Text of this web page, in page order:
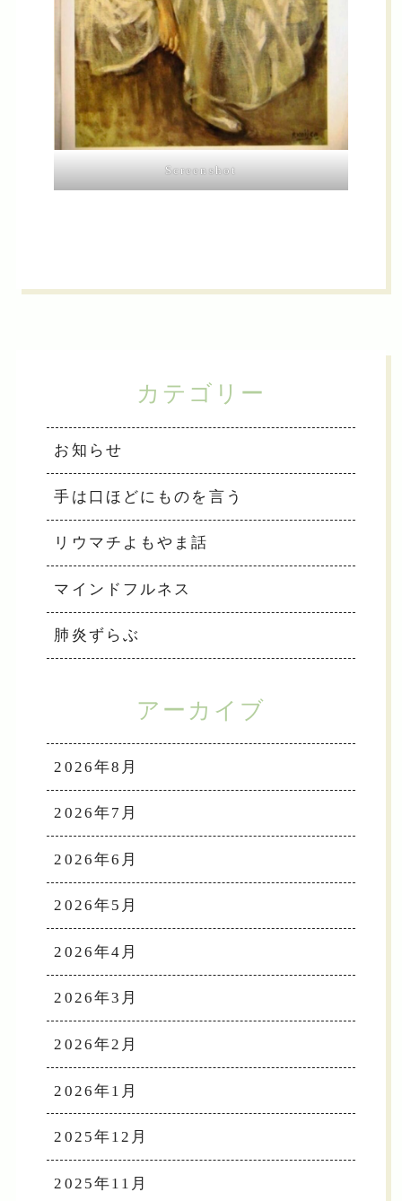
Screenshot
カテゴリー
お知らせ
手は口ほどにものを言う
リウマチよもやま話
マインドフルネス
肺炎ずらぶ
アーカイブ
2026年8月
2026年7月
2026年6月
2026年5月
2026年4月
2026年3月
2026年2月
2026年1月
2025年12月
2025年11月